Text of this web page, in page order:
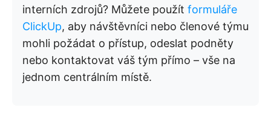
interních zdrojů? Můžete použít formuláře
ClickUp, aby návštěvníci nebo členové týmu
mohli požádat o přístup, odeslat podněty
nebo kontaktovat váš tým přímo – vše na
jednom centrálním místě.